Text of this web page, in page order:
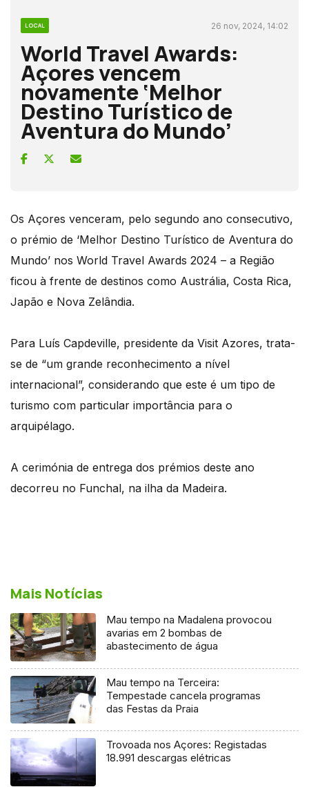
LOCAL 26 nov, 2024, 14:02
World Travel Awards:
Açores vencem
novamente ‘Melhor
Destino Turístico de
Aventura do Mundo’
Os Açores venceram, pelo segundo ano consecutivo,
o prémio de ‘Melhor Destino Turístico de Aventura do
Mundo’ nos World Travel Awards 2024 – a Região
ficou à frente de destinos como Austrália, Costa Rica,
Japão e Nova Zelândia.
Para Luís Capdeville, presidente da Visit Azores, trata-
se de “um grande reconhecimento a nível
internacional”, considerando que este é um tipo de
turismo com particular importância para o
arquipélago.
A cerimónia de entrega dos prémios deste ano
decorreu no Funchal, na ilha da Madeira.
Mais Notícias
Mau tempo na Madalena provocou
avarias em 2 bombas de
abastecimento de água
Mau tempo na Terceira:
Tempestade cancela programas
das Festas da Praia
Trovoada nos Açores: Registadas
18.991 descargas elétricas